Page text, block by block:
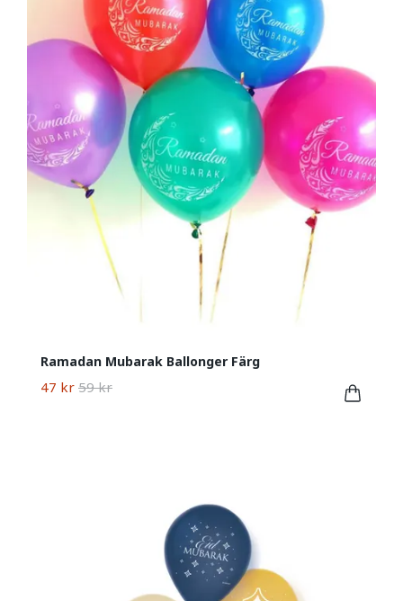
Ramadan Mubarak Ballonger Färg
47 kr 59 kr